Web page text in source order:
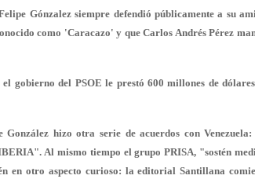
Gónzalez siempre defendió públicamente a su
como 'Caracazo' y que Carlos Andrés Pérez
el gobierno del PSOE le prestó 600 millones de
González hizo otra serie de acuerdos con
Al mismo tiempo el grupo PRISA, "sostén
en otro aspecto curioso: la editorial Santillana